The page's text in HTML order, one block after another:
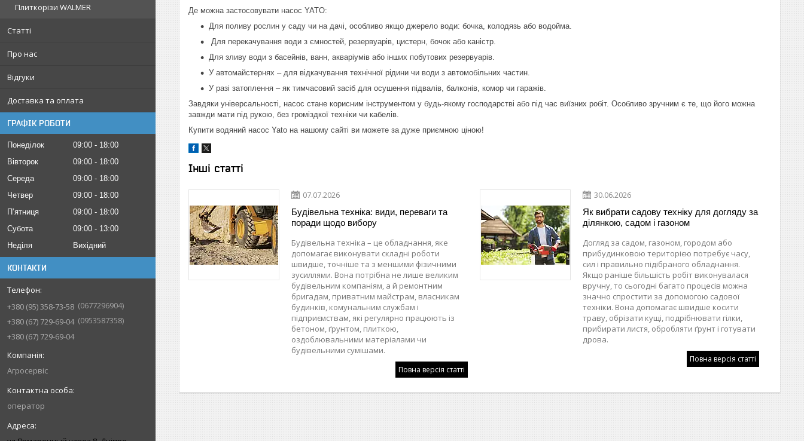
Плиткорізи WALMER
Статті
Про нас
Відгуки
Доставка та оплата
ГРАФІК РОБОТИ
Понеділок 09:00
18:00
Вівторок
09:00
18:00
Середа
09:00
18:00
Четвер
09:00
18:00
Пʼятниця
09:00
18:00
Субота
09:00
13:00
Неділя
Вихідний
КОНТАКТИ
+380 (95) 358-73-58
0677296904
+380 (67) 729-69-04
0953587358
+380 (67) 729-69-04
Агросервіс
оператор
Де можна застосовувати насос YATO:
Для поливу рослин у саду чи на дачі, особливо якщо джерело води: бочка, колодязь або водойма.
Для перекачування води з ємностей, резервуарів, цистерн, бочок або каністр.
Для зливу води з басейнів, ванн, акваріумів або інших побутових резервуарів.
У автомайстернях – для відкачування технічної рідини чи води з автомобільних частин.
У разі затоплення – як тимчасовий засіб для осушення підвалів, балконів, комор чи гаражів.
Завдяки універсальності, насос стане корисним інструментом у будь-якому господарстві або під час виїзних робіт. Особливо зручним є те, що його можна
завжди мати під рукою, без громіздкої техніки чи кабелів.
Купити водяний насос Yato на нашому сайті ви можете за дуже приємною ціною!
Інші статті
07.07.2026
Будівельна техніка: види, переваги та
поради щодо вибору
Будівельна техніка – це обладнання, яке
допомагає виконувати складні роботи
швидше, точніше та з меншими фізичними
зусиллями. Вона потрібна не лише великим
будівельним компаніям, а й ремонтним
бригадам, приватним майстрам, власникам
будинків, комунальним службам і
підприємствам, які регулярно працюють із
бетоном, ґрунтом, плиткою,
оздоблювальними матеріалами чи
будівельними сумішами.
Повна версія статті
30.06.2026
Як вибрати садову техніку для догляду за
ділянкою, садом і газоном
Догляд за садом, газоном, городом або
прибудинковою територією потребує часу,
сил і правильно підібраного обладнання.
Якщо раніше більшість робіт виконувалася
вручну, то сьогодні багато процесів можна
значно спростити за допомогою садової
техніки. Вона допомагає швидше косити
траву, обрізати кущі, подрібнювати гілки,
прибирати листя, обробляти ґрунт і готувати
дрова.
Повна версія статті